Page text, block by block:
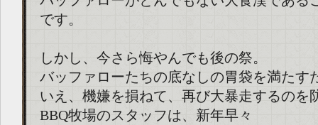
です。
しかし、今さら悔やんでも後の祭。
バッファローたちの底なしの胃袋を満たす
いえ、機嫌を損ねて、再び大暴走するのを
BBQ牧場のスタッフは、新年早々